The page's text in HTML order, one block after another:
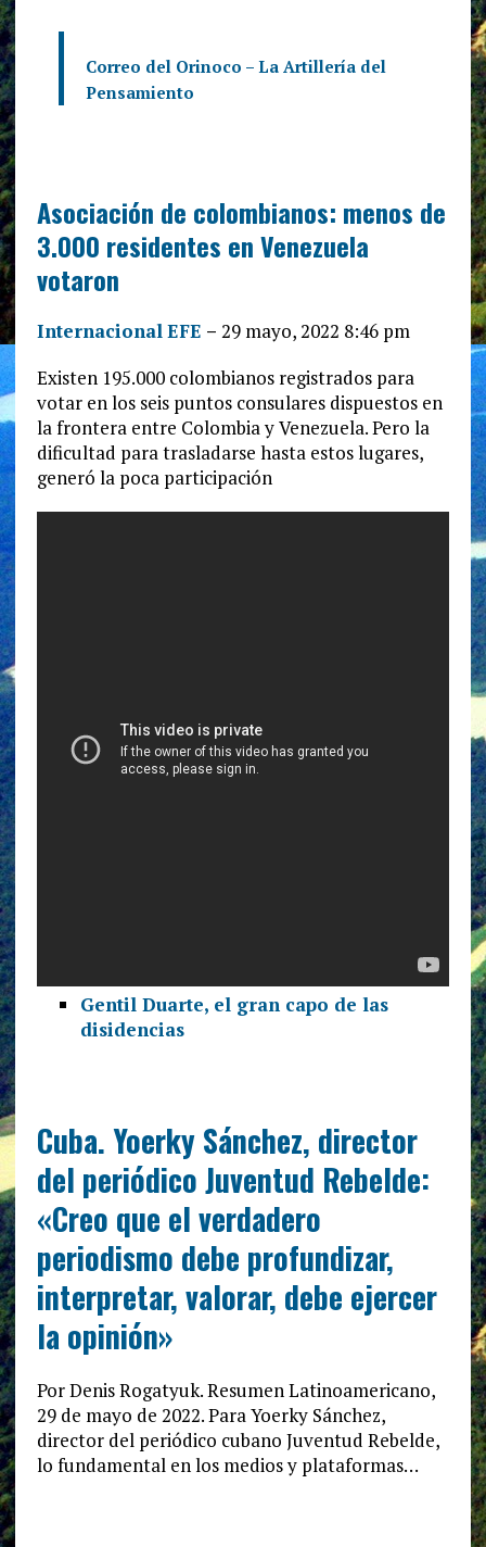
Correo del Orinoco – La Artillería del
Pensamiento
Asociación de colombianos: menos de
3.000 residentes en Venezuela
votaron
InternacionalEFE – 29 mayo, 2022 8:46 pm
Existen 195.000 colombianos registrados para
votar en los seis puntos consulares dispuestos en
la frontera entre Colombia y Venezuela. Pero la
dificultad para trasladarse hasta estos lugares,
generó la poca participación
Gentil Duarte, el gran capo de las
disidencias
Cuba. Yoerky Sánchez, director
del periódico Juventud Rebelde:
«Creo que el verdadero
periodismo debe profundizar,
interpretar, valorar, debe ejercer
la opinión»
Por Denis Rogatyuk. Resumen Latinoamericano,
29 de mayo de 2022. Para Yoerky Sánchez,
director del periódico cubano Juventud Rebelde,
lo fundamental en los medios y plataformas…